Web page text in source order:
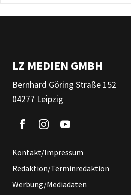
LZ MEDIEN GMBH
Bernhard Göring Straße 152
04277 Leipzig
Kontakt/Impressum
Redaktion/Terminredaktion
Werbung/Mediadaten